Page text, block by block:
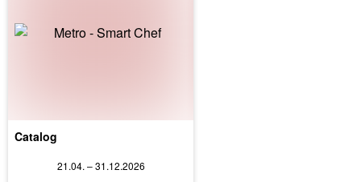
Catalog
21.04. – 31.12.2026